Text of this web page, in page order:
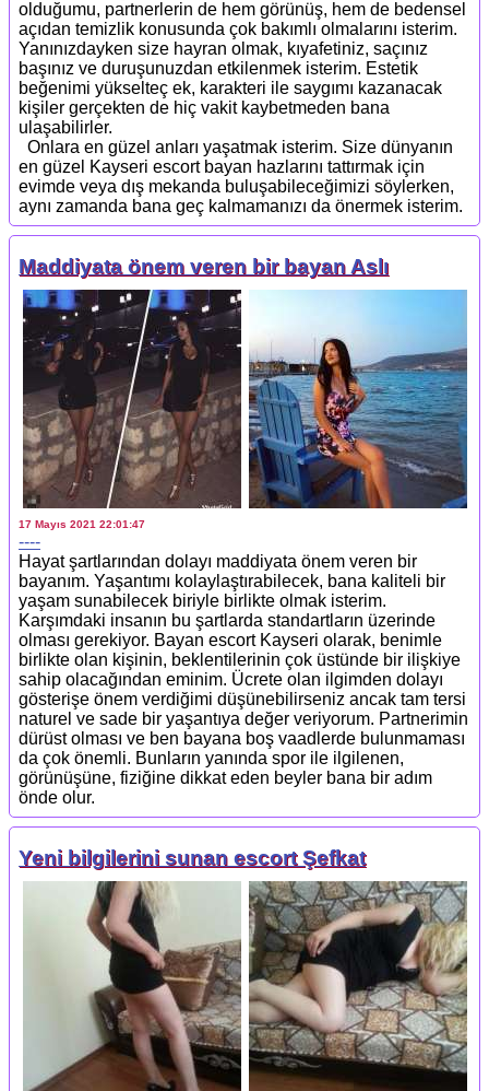
olduğumu, partnerlerin de hem görünüş, hem de bedensel
açıdan temizlik konusunda çok bakımlı olmalarını isterim.
Yanınızdayken size hayran olmak, kıyafetiniz, saçınız
başınız ve duruşunuzdan etkilenmek isterim. Estetik
beğenimi yükselteç ek, karakteri ile saygımı kazanacak
kişiler gerçekten de hiç vakit kaybetmeden bana
ulaşabilirler.
Onlara en güzel anları yaşatmak isterim. Size dünyanın
en güzel Kayseri escort bayan hazlarını tattırmak için
evimde veya dış mekanda buluşabileceğimizi söylerken,
aynı zamanda bana geç kalmamanızı da önermek isterim.
Maddiyata önem veren bir bayan Aslı
17 Mayıs 2021 22:01:47
----
Hayat şartlarından dolayı maddiyata önem veren bir
bayanım. Yaşantımı kolaylaştırabilecek, bana kaliteli bir
yaşam sunabilecek biriyle birlikte olmak isterim.
Karşımdaki insanın bu şartlarda standartların üzerinde
olması gerekiyor. Bayan escort Kayseri olarak, benimle
birlikte olan kişinin, beklentilerinin çok üstünde bir ilişkiye
sahip olacağından eminim. Ücrete olan ilgimden dolayı
gösterişe önem verdiğimi düşünebilirseniz ancak tam tersi
naturel ve sade bir yaşantıya değer veriyorum. Partnerimin
dürüst olması ve ben bayana boş vaadlerde bulunmaması
da çok önemli. Bunların yanında spor ile ilgilenen,
görünüşüne, fiziğine dikkat eden beyler bana bir adım
önde olur.
Yeni bilgilerini sunan escort Şefkat